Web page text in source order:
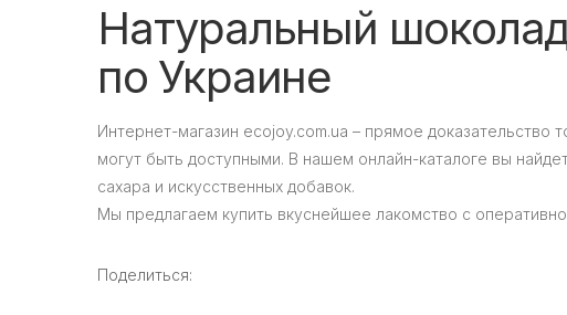
Натуральный
по Украине
Интернет-магазин ecojoy.com.ua – прямое доказательство
могут быть доступными. В нашем онлайн-каталоге вы
сахара и искусственных добавок.
Мы предлагаем купить вкуснейшее лакомство с
Поделиться: